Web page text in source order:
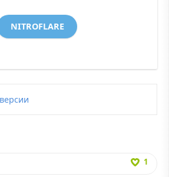
NITROFLARE
1